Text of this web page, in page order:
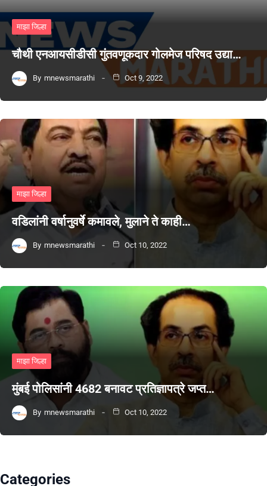
माझा जिल्हा
चौथी एनआयसीडीसी गुंतवणूकदार गोलमेज परिषद उद्या…
By mnewsmarathi Oct 9, 2022
माझा जिल्हा
वडिलांनी वर्षानुवर्षे कमावले, मुलाने ते काही…
By mnewsmarathi Oct 10, 2022
माझा जिल्हा
मुंबई पोलिसांनी 4682 बनावट प्रतिज्ञापत्रे जप्त…
By mnewsmarathi Oct 10, 2022
Categories